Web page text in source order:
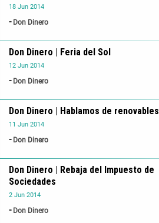
18 Jun 2014
Don Dinero
12 Jun 2014
Don Dinero
Don Dinero | Feria del Sol
11 Jun 2014
Don Dinero
Don Dinero | Hablamos de renovables
2 Jun 2014
Don Dinero
Don Dinero | Rebaja del Impuesto de
Sociedades